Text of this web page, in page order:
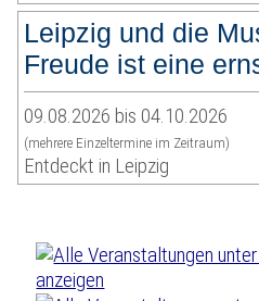
Leipzig und die
Freude ist eine
09.08.2026 bis 04.10.2026
(mehrere Einzeltermine im Zeitraum)
Entdeckt in Leipzig